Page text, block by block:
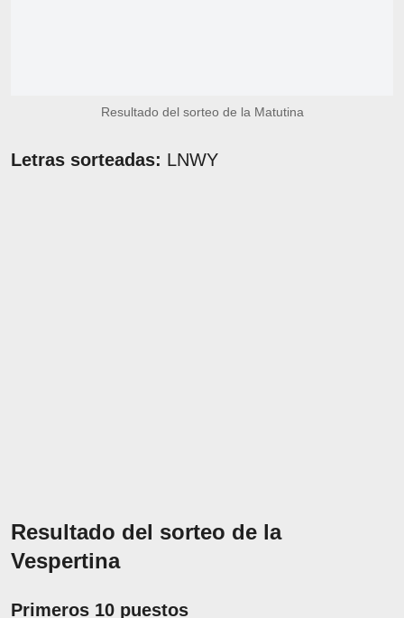
Resultado del sorteo de la Matutina
Letras sorteadas: LNWY
Resultado del sorteo de la
Vespertina
Primeros 10 puestos